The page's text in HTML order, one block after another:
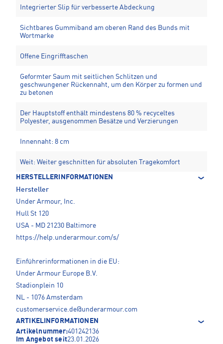
Integrierter Slip für verbesserte Abdeckung
Sichtbares Gummiband am oberen Rand des Bunds mit
Wortmarke
Offene Eingrifftaschen
Geformter Saum mit seitlichen Schlitzen und
geschwungener Rückennaht, um den Körper zu formen und
zu betonen
Der Hauptstoff enthält mindestens 80 % recyceltes
Polyester, ausgenommen Besätze und Verzierungen
Innennaht: 8 cm
Weit: Weiter geschnitten für absoluten Tragekomfort
HERSTELLERINFORMATIONEN
Hersteller
Under Armour, Inc.
Hull St 120
USA - MD 21230 Baltimore
https://help.underarmour.com/s/
Einführerinformationen in die EU:
Under Armour Europe B.V.
Stadionplein 10
NL - 1076 Amsterdam
customerservice.de@underarmour.com
ARTIKELINFORMATIONEN
Artikelnummer:401242136
Im Angebot seit23.01.2026